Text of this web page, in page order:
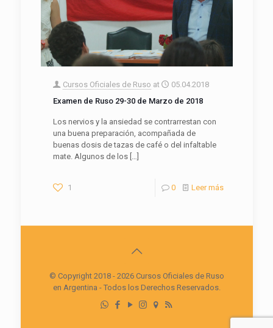
Cursos Oficiales de Ruso at
05.04.2018
Examen de Ruso 29-30 de Marzo de 2018
Los nervios y la ansiedad se contrarrestan con
una buena preparación, acompañada de
buenas dosis de tazas de café o del infaltable
mate. Algunos de los[…]
1 0 Leer más
© Copyright 2018 - 2026 Cursos Oficiales de Ruso
en Argentina - Todos los Derechos Reservados.